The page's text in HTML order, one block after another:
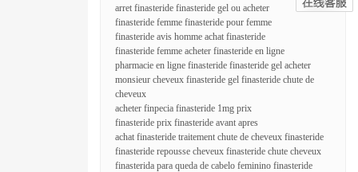
arret finasteride finasteride gel ou acheter
finasteride femme finasteride pour femme
finasteride avis homme achat finasteride
finasteride femme acheter finasteride en ligne
pharmacie en ligne finasteride finasteride gel acheter
monsieur cheveux finasteride gel finasteride chute de
cheveux
acheter finpecia finasteride 1mg prix
finasteride prix finasteride avant apres
achat finasteride traitement chute de cheveux finasteride
finasteride repousse cheveux finasteride chute cheveux
finasterida para queda de cabelo feminino finasteride